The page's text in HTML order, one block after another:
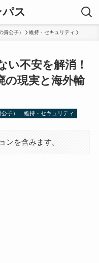
ス
貴公子） 維持・セキュリティ
い不安を解消！
の現実と海外輸
子） 維持・セキュリティ
ンを含みます。